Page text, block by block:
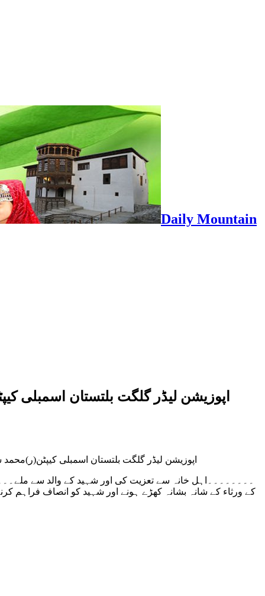
Daily Mountain
اپوزیشن لیڈر گلگت بلتستان اسمبلی
اپوزیشن لیڈر گلگت بلتستان اسمبلی
۔۔۔۔۔۔۔۔اہل خانہ سے تعزیت کی اور شہید کے والد سے
کے ورثاء کے شانہ بشانہ کھڑے ہونے اور شہید کو انصاف فراہم